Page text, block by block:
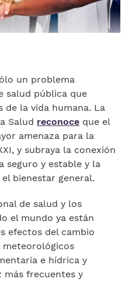
un problema
salud pública que
de la vida humana. La
Salud reconoce que el
amenaza para la
y subraya la conexión
seguro y estable y la
bienestar general.
de salud y los
el mundo ya están
efectos del cambio
e hídrica y
más frecuentes y